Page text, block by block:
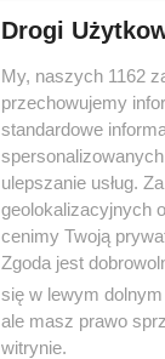
utwór.
z lat
Dni
Drogi
My, naszych 1162
przechowujemy
standardowe
ulepszanie usług.
geolokalizacyjnych
cenimy Twoją
Zgoda jest
się w lewym
ale masz prawo
witrynie.